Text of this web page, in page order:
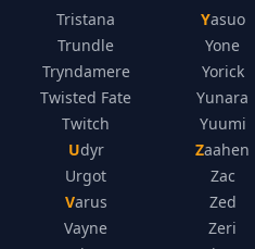
Tristana
Trundle
Tryndamere
Twisted Fate
Twitch
Udyr
Urgot
Varus
Vayne
Yasuo
Yone
Yorick
Yunara
Yuumi
Zaahen
Zac
Zed
Zeri